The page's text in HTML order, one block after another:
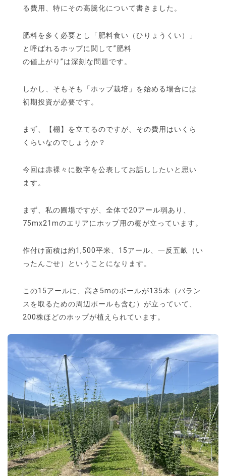
る費用、特にその高騰化について書きました。
肥料を多く必要とし「肥料食い（ひりょうくい）」
と呼ばれるホップに関して”肥料
の値上がり”は深刻な問題です。
しかし、そもそも「ホップ栽培」を始める場合には
初期投資が必要です。
まず、【棚】を立てるのですが、その費用はいくら
くらいなのでしょうか？
今回は赤裸々に数字を公表してお話ししたいと思い
ます。
まず、私の圃場ですが、全体で20アール弱あり、
75mx21mのエリアにホップ用の棚が立っています。
作付け面積は約1,500平米、15アール、一反五畝（い
ったんごせ）ということになります。
この15アールに、高さ5mのポールが135本（バラン
スを取るための周辺ポールも含む）が立っていて、
200株ほどのホップが植えられています。